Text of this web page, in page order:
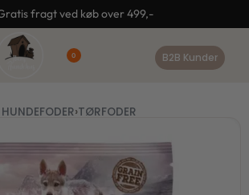
fragt ved køb over 499,-
0 B2B Kunder
HUNDEFODER›TØRFODER